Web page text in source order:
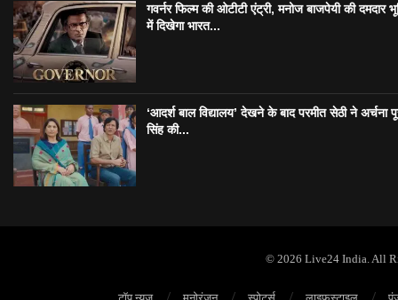
गवर्नर फिल्म की ओटीटी एंट्री, मनोज बाजपेयी की दमदार
में दिखेगा भारत...
‘आदर्श बाल विद्यालय’ देखने के बाद परमीत सेठी ने अर्चना
सिंह की...
© 2026 Live24 India. All